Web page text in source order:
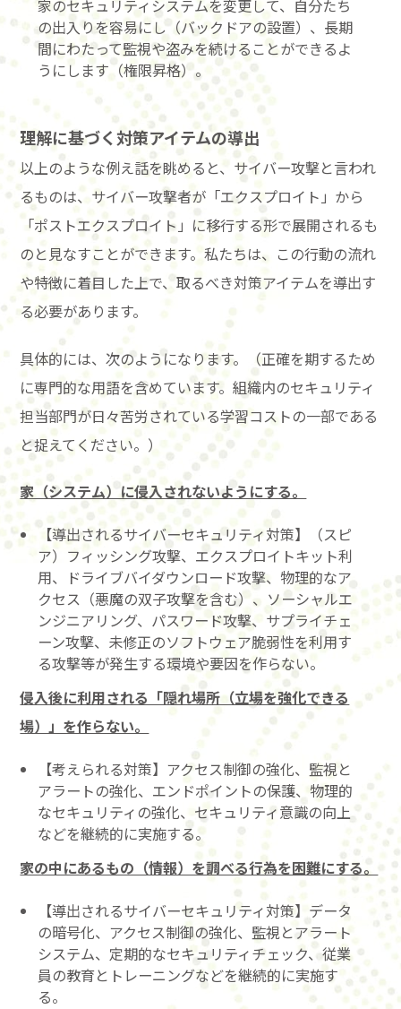
家のセキュリティシステムを変更して、自分たち
の出入りを容易にし（バックドアの設置）、長期
間にわたって監視や盗みを続けることができるよ
うにします（権限昇格）。
理解に基づく対策アイテムの導出
以上のような例え話を眺めると、サイバー攻撃と言われ
るものは、サイバー攻撃者が「エクスプロイト」から
「ポストエクスプロイト」に移行する形で展開されるも
のと見なすことができます。私たちは、この行動の流れ
や特徴に着目した上で、取るべき対策アイテムを導出す
る必要があります。
具体的には、次のようになります。（正確を期するため
に専門的な用語を含めています。組織内のセキュリティ
担当部門が日々苦労されている学習コストの一部である
と捉えてください。）
家（システム）に侵入されないようにする。
【導出されるサイバーセキュリティ対策】（スピ
ア）フィッシング攻撃、エクスプロイトキット利
用、ドライブバイダウンロード攻撃、物理的なア
クセス（悪魔の双子攻撃を含む）、ソーシャルエ
ンジニアリング、パスワード攻撃、サプライチェ
ーン攻撃、未修正のソフトウェア脆弱性を利用す
る攻撃等が発生する環境や要因を作らない。
侵入後に利用される「隠れ場所（立場を強化できる
場）」を作らない。
【考えられる対策】アクセス制御の強化、監視と
アラートの強化、エンドポイントの保護、物理的
なセキュリティの強化、セキュリティ意識の向上
などを継続的に実施する。
家の中にあるもの（情報）を調べる行為を困難にする。
【導出されるサイバーセキュリティ対策】データ
の暗号化、アクセス制御の強化、監視とアラート
システム、定期的なセキュリティチェック、従業
員の教育とトレーニングなどを継続的に実施す
る。